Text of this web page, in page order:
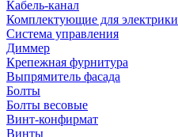
Кабель-канал
Комплектующие для электрики
Система управления
Диммер
Крепежная фурнитура
Выпрямитель фасада
Болты
Болты весовые
Винт-конфирмат
Винты